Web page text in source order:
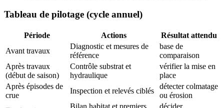
Tableau de pilotage (cycle annuel)
Période Actions
Résultat attendu
Avant travaux
Diagnostic et mesures de
référence
base de
comparaison
Après travaux
(début de saison)
Contrôle substrat et
hydraulique
vérifier la mise en
place
Après épisodes de
crue
Inspection et relevés ciblés
détecter colmatage
ou érosion
Bilan habitat et premiers
décider